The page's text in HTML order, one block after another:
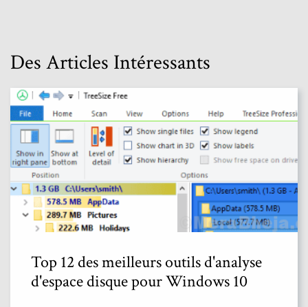
Des Articles Intéressants
Top 12 des meilleurs outils d'analyse
d'espace disque pour Windows 10